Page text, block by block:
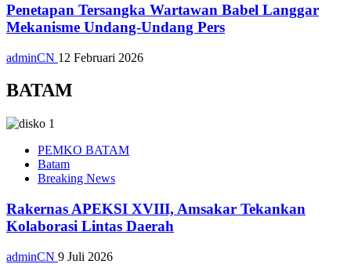
Penetapan Tersangka Wartawan Babel Langgar
Mekanisme Undang-Undang Pers
adminCN 12 Februari 2026
BATAM
PEMKO BATAM
Batam
Breaking News
Rakernas APEKSI XVIII, Amsakar Tekankan
Kolaborasi Lintas Daerah
adminCN 9 Juli 2026